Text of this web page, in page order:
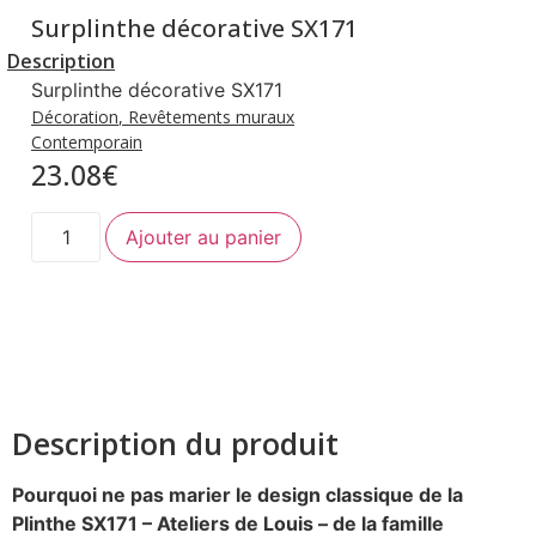
Surplinthe décorative SX171
Description
Surplinthe décorative SX171
Décoration, Revêtements muraux
Contemporain
23.08€
Surplinthe
Ajouter au panier
Description du produit
Pourquoi ne pas marier le design classique de la
Plinthe SX171 – Ateliers de Louis – de la famille